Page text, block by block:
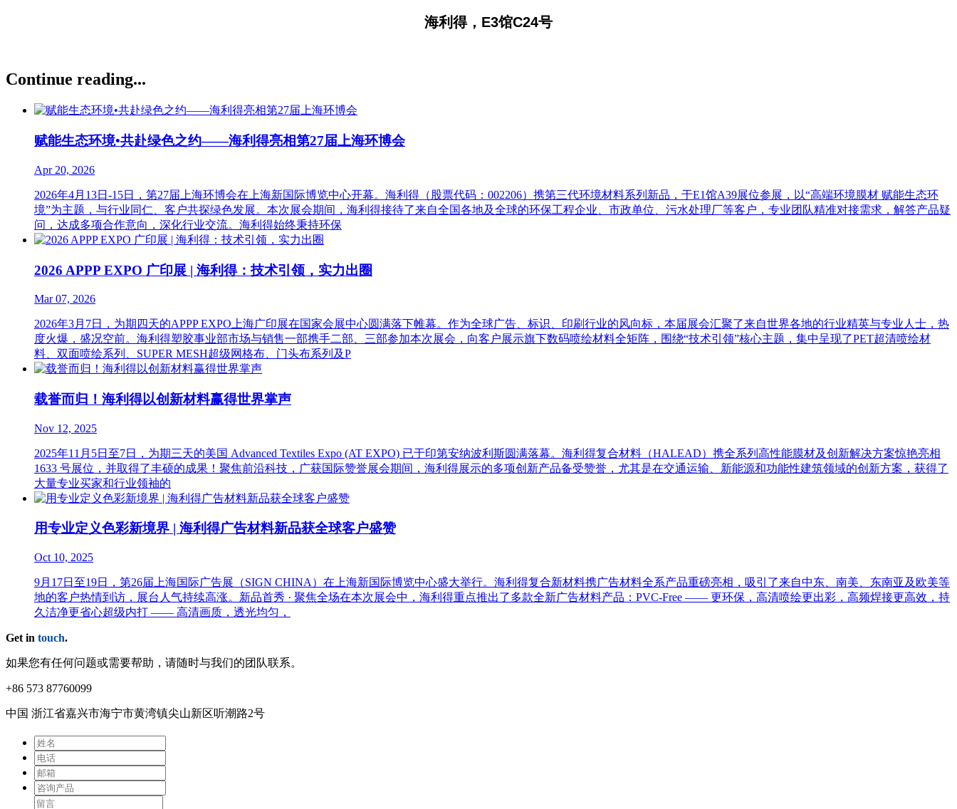
海利得，E3馆C24号
Continue reading...
赋能生态环境•共赴绿色之约——海利得亮相第27届上海环博会
Apr 20, 2026
2026年4月13日-15日，第27届上海环博会在上海新国际博览中心开幕。海利得（股票代码：002206）携第三代环境材料系列新品，于E1馆A39展位参展，以“高端环境膜材 赋能生态环
境”为主题，与行业同仁、客户共探绿色发展。本次展会期间，海利得接待了来自全国各地及全球的环保工程企业、市政单位、污水处理厂等客户，专业团队精准对接需求，解答产品疑
问，达成多项合作意向，深化行业交流。海利得始终秉持环保
2026 APPP EXPO 广印展 | 海利得：技术引领，实力出圈
Mar 07, 2026
2026年3月7日，为期四天的APPP EXPO上海广印展在国家会展中心圆满落下帷幕。作为全球广告、标识、印刷行业的风向标，本届展会汇聚了来自世界各地的行业精英与专业人士，热
度火爆，盛况空前。海利得塑胶事业部市场与销售一部携手二部、三部参加本次展会，向客户展示旗下数码喷绘材料全矩阵，围绕“技术引领”核心主题，集中呈现了PET超清喷绘材
料、双面喷绘系列、SUPER MESH超级网格布、门头布系列及P
载誉而归！海利得以创新材料赢得世界掌声
Nov 12, 2025
2025年11月5日至7日，为期三天的美国 Advanced Textiles Expo (AT EXPO) 已于印第安纳波利斯圆满落幕。海利得复合材料（HALEAD）携全系列高性能膜材及创新解决方案惊艳亮相
1633 号展位，并取得了丰硕的成果！聚焦前沿科技，广获国际赞誉展会期间，海利得展示的多项创新产品备受赞誉，尤其是在交通运输、新能源和功能性建筑领域的创新方案，获得了
大量专业买家和行业领袖的
用专业定义色彩新境界 | 海利得广告材料新品获全球客户盛赞
Oct 10, 2025
9月17日至19日，第26届上海国际广告展（SIGN CHINA）在上海新国际博览中心盛大举行。海利得复合新材料携广告材料全系产品重磅亮相，吸引了来自中东、南美、东南亚及欧美等
地的客户热情到访，展台人气持续高涨。新品首秀 · 聚焦全场在本次展会中，海利得重点推出了多款全新广告材料产品：PVC-Free —— 更环保，高清喷绘更出彩，高频焊接更高效，持
久洁净更省心超级内打 —— 高清画质，透光均匀，
Get in touch.
如果您有任何问题或需要帮助，请随时与我们的团队联系。
+86 573 87760099
中国 浙江省嘉兴市海宁市⻩湾镇尖⼭新区听潮路2号